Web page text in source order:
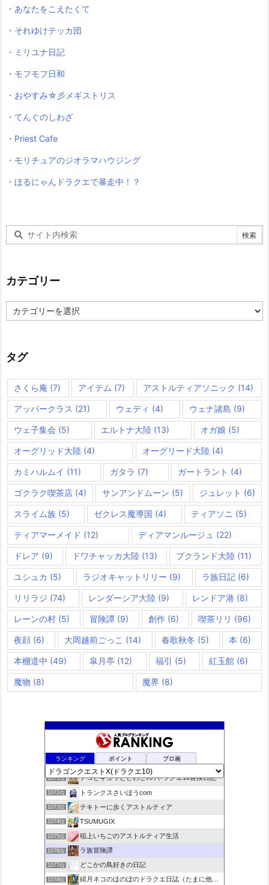
・あなたをこえたくて
・それゆけテッカ団
・ミリユナ日記
・モフモフ日和
・おやすみ☆彡メギストリス
・てんぐのしわざ
・Priest Cafe
・モリチュアのジオラマハウジング
・ほるにゃんドラクエで暴走中！？
カテゴリー
テ
ー
タグ
さくら庵 (7) アイテム (7) アストルティアソニック (14)
アッパークラス (21) ウェディ (4) ウェナ諸島 (9)
ウェ子集会 (5) エルトナ大陸 (13) オガ娘 (5)
オーグリッド大陸 (4) オーグリード大陸 (4)
カミハルムイ (11) ガタラ (7) ガートラント (4)
ゴクラク喫茶店 (4) サンアンドムーン (5) ジュレット (6)
スライム族 (5) ゼクレス魔導国 (4) ティアソニ (5)
ティアマーメイド (12) ディアマンルージュ (22)
ドレア (9) ドワチャッカ大陸(13) プクランド大陸 (11)
ユシュカ (5) ラジオキャットリリー (9) ラ族日記 (6)
リリラジ (74) レンダーシア大陸 (9) レンドア港 (8)
レーンの村 (5) 冒険譚(9) 創作(6) 喫茶リリ (96)
夜顔 (6) 大岡越前ごっこ (14) 春歌秋冬 (5) 本 (6)
本棚道中 (49) 皐月亭 (12) 福引 (5) 紅玉館(6)
魔物 (8) 魔界 (8)
ランキング ポイント ブロ画
咲くやこのはな
1070位 ドラクエ10ラウラの日常とチーム運営ブログ
1071位 デコとギュッとどわこ♪のドラクエ10冒険日記
1072位 トランクスさいほうcom
1073位 テキトーに歩くアストルティア
1074位 TSUMUGIX
1075位 稲上いちごのアストルティア生活
1076位 ラ族冒険譚
1077位 どこかの鳥好きの日記
1078位 緋月ネコのほのぼのドラクエ日誌（たまに他のことも書いてます)